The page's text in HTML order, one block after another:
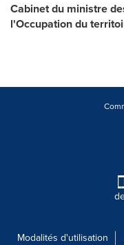
Cabinet du ministre
l'Occupation du
Modalités d'utilisation